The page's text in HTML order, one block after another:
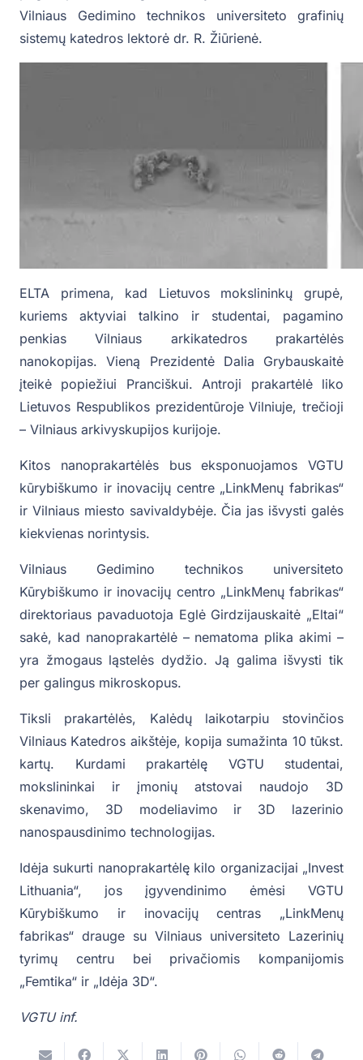
Vilniaus Gedimino technikos universiteto grafinių
sistemų katedros lektorė dr. R. Žiūrienė.
ELTA primena, kad Lietuvos mokslininkų grupė,
kuriems aktyviai talkino ir studentai, pagamino
penkias Vilniaus arkikatedros prakartėlės
nanokopijas. Vieną Prezidentė Dalia Grybauskaitė
įteikė popiežiui Pranciškui. Antroji prakartėlė liko
Lietuvos Respublikos prezidentūroje Vilniuje, trečioji
– Vilniaus arkivyskupijos kurijoje.
Kitos nanoprakartėlės bus eksponuojamos VGTU
kūrybiškumo ir inovacijų centre „LinkMenų fabrikas“
ir Vilniaus miesto savivaldybėje. Čia jas išvysti galės
kiekvienas norintysis.
Vilniaus Gedimino technikos universiteto
Kūrybiškumo ir inovacijų centro „LinkMenų fabrikas“
direktoriaus pavaduotoja Eglė Girdzijauskaitė „Eltai“
sakė, kad nanoprakartėlė – nematoma plika akimi –
yra žmogaus ląstelės dydžio. Ją galima išvysti tik
per galingus mikroskopus.
Tiksli prakartėlės, Kalėdų laikotarpiu stovinčios
Vilniaus Katedros aikštėje, kopija sumažinta 10 tūkst.
kartų. Kurdami prakartėlę VGTU studentai,
mokslininkai ir įmonių atstovai naudojo 3D
skenavimo, 3D modeliavimo ir 3D lazerinio
nanospausdinimo technologijas.
Idėja sukurti nanoprakartėlę kilo organizacijai „Invest
Lithuania“, jos įgyvendinimo ėmėsi VGTU
Kūrybiškumo ir inovacijų centras „LinkMenų
fabrikas“ drauge su Vilniaus universiteto Lazerinių
tyrimų centru bei privačiomis kompanijomis
„Femtika“ ir „Idėja 3D“.
VGTU inf.